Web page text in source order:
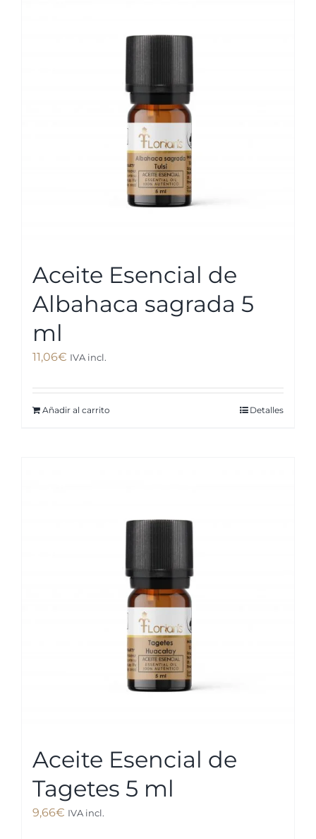
Aceite Esencial de
Albahaca sagrada 5
ml
11,06€ IVA incl.
Añadir al carrito Detalles
Aceite Esencial de
Tagetes 5 ml
9,66€ IVA incl.